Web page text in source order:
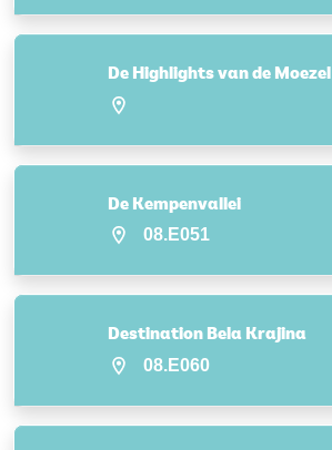
De Highlights van de Moezel
De Kempenvallei
08.E051
Destination Bela Krajina
08.E060